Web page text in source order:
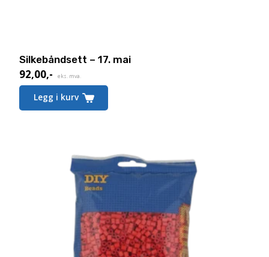
Silkebåndsett – 17. mai
92,00,- eks. mva.
Legg i kurv